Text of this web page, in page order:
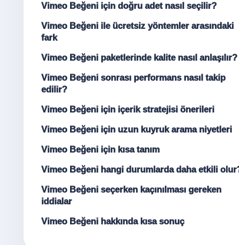
Vimeo Beğeni için doğru adet nasıl seçilir?
Vimeo Beğeni ile ücretsiz yöntemler arasındaki
fark
Vimeo Beğeni paketlerinde kalite nasıl anlaşılır?
Vimeo Beğeni sonrası performans nasıl takip
edilir?
Vimeo Beğeni için içerik stratejisi önerileri
Vimeo Beğeni için uzun kuyruk arama niyetleri
Vimeo Beğeni için kısa tanım
Vimeo Beğeni hangi durumlarda daha etkili
Vimeo Beğeni seçerken kaçınılması gereken
iddialar
Vimeo Beğeni hakkında kısa sonuç